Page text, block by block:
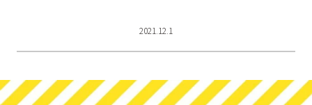
2021.12.1